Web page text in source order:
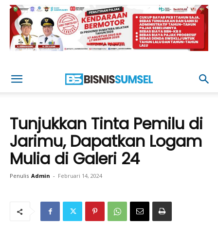
Tunjukkan Tinta Pemilu di
Jarimu, Dapatkan Logam
Mulia di Galeri 24
Penulis Admin - Februari 14, 2024